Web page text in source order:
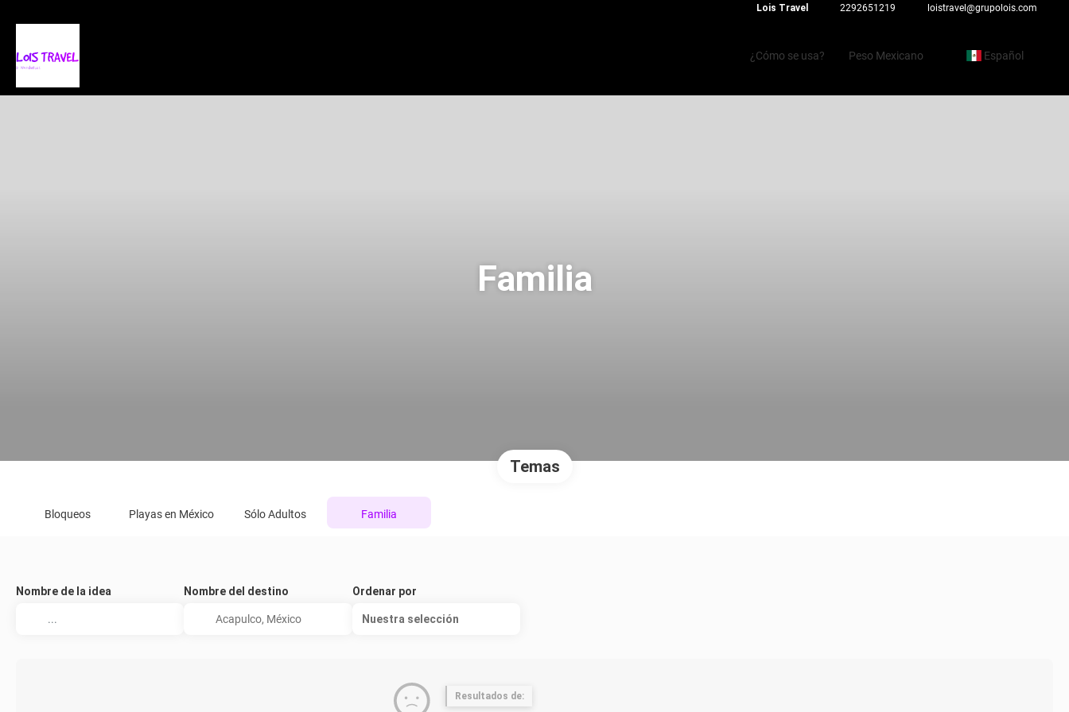
Lois Travel 2292651219 loistravel@grupolois.com
¿Cómo se usa? Peso Mexicano Español
Familia
Temas
Bloqueos Playas en México Sólo Adultos Familia
Nombre de la idea Nombre del destino Ordenar por
Nuestra selección
Resultados de: